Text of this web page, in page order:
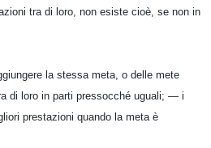
tra di loro, non esiste cioè, se non in
la stessa meta, o delle mete
di loro in parti pressocché uguali; — i
prestazioni quando la meta è